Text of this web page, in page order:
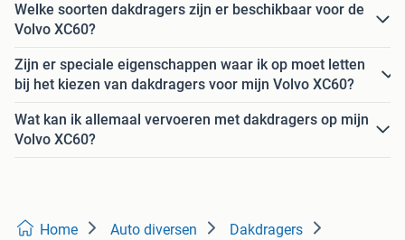
Welke soorten dakdragers zijn er beschikbaar voor de
Volvo XC60?
Zijn er speciale eigenschappen waar ik op moet letten
bij het kiezen van dakdragers voor mijn Volvo XC60?
Wat kan ik allemaal vervoeren met dakdragers op mijn
Volvo XC60?
Home Auto diversen Dakdragers